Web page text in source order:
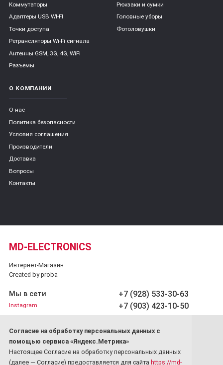
Cогласие на обработку персональных данных с
помощью сервиса «Яндекс.Метрика»
Настоящее Согласие на обработку персональных данных
(далее — Согласие) предоставляется для сайта https://md-
Коммутаторы
Адаптеры USB WI-FI
Точки доступа
Ретрансляторы Wi-Fi сигнала
Антенны GSM, 3G, 4G, WiFi
Разъемы
Рюкзаки и сумки
Головные уборы
Фотоловушки
О КОМПАНИИ
О нас
Политика безопасности
Условия соглашения
Производители
Доставка
Вопросы
Контакты
MD-ELECTRONICS
Интернет-Магазин
Created by proba
+7 (928) 533-30-63
+7 (903) 423-10-50
Мы в сети
Instagram
Принимаем платежи